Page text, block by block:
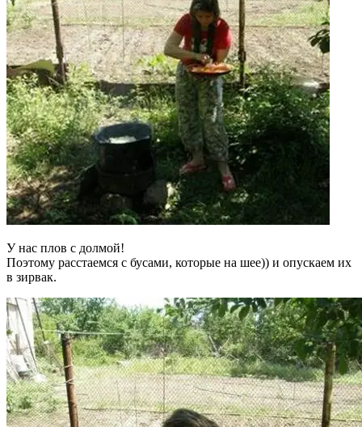
У нас плов с долмой!
Поэтому расстаемся с бусами, которые на шее)) и опускаем их
в зирвак.